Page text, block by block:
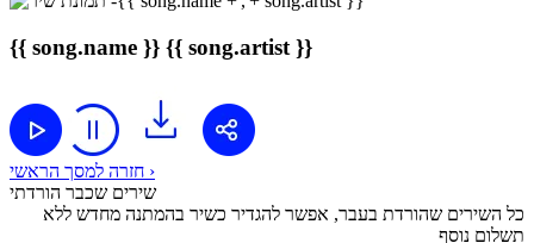
{{ song.name }} {{ song.artist }}
חזרה למסך הראשי ›
שירים שכבר הורדתי
כל השירים שהורדת בעבר, אפשר להגדיר כשיר בהמתנה מחדש ללא
תשלום נוסף